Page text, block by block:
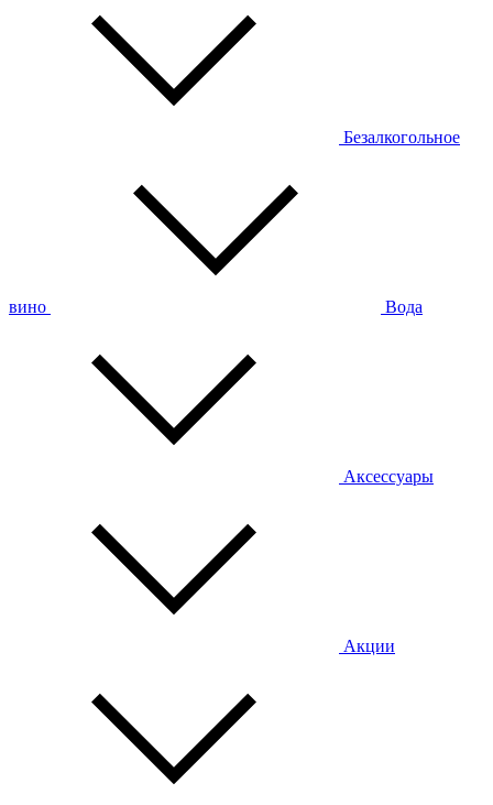
Безалкогольное
вино Вода
Аксессуары
Акции